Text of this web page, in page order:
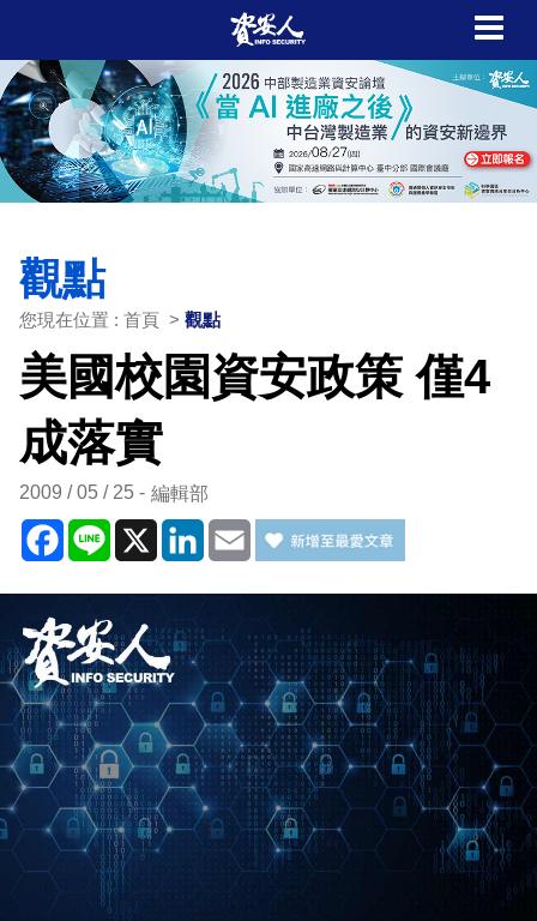
觀點
您現在位置 : 首頁 > 觀點
美國校園資安政策 僅4
成落實
2009 / 05 / 25 編輯部
Facebook
Line X LinkedIn
Email